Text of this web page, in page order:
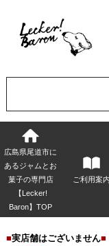
広島県尾道市に
あるジャムとお
菓子の専門店
【Lecker!
Baron】TOP
ご利用案内
■実店舗はございません■